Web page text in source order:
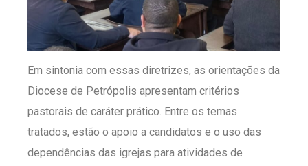
Em sintonia com essas diretrizes, as orientações da
Diocese de Petrópolis apresentam critérios
pastorais de caráter prático. Entre os temas
tratados, estão o apoio a candidatos e o uso das
dependências das igrejas para atividades de